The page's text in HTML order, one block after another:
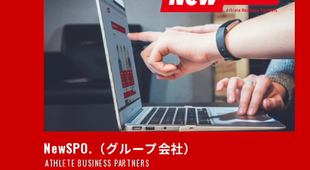
NewSPO.（グループ会社）
ATHLETE BUSINESS PARTNERS